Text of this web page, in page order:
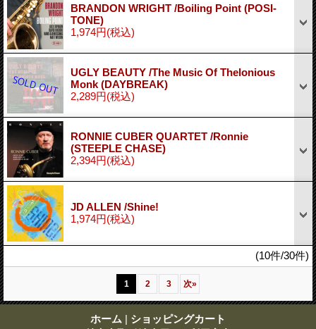
BRANDON WRIGHT /Boiling Point (POSI-
TONE)
1,974円(税込)
UGLY BEAUTY /The Music Of Thelonious
Monk (DAYBREAK)
2,289円(税込)
RONNIE CUBER QUARTET /Ronnie
(STEEPLE CHASE)
2,394円(税込)
JD ALLEN /Shine!
1,974円(税込)
(10件/30件)
1 2 3 次»
ホーム | ショッピングカート